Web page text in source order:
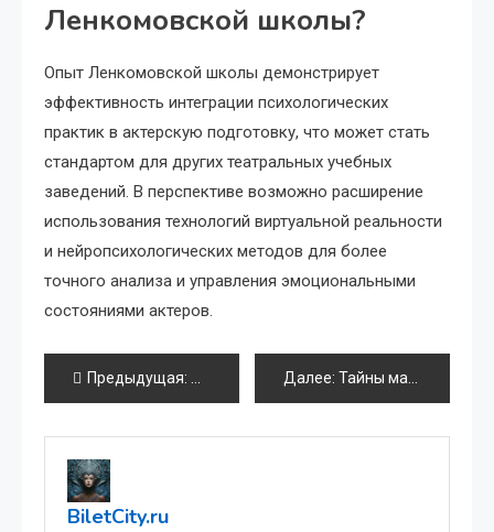
Ленкомовской школы?
Опыт Ленкомовской школы демонстрирует
эффективность интеграции психологических
практик в актерскую подготовку, что может стать
стандартом для других театральных учебных
заведений. В перспективе возможно расширение
использования технологий виртуальной реальности
и нейропсихологических методов для более
точного анализа и управления эмоциональными
состояниями актеров.
Навигация
по
записям
Предыдущая: Проведение концертов
Далее: Тайны материалов: как костюмы Ленкома сохраняют театральные легенды
BiletCity.ru